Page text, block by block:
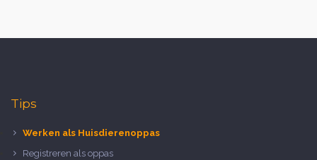
Tips
Werken als Huisdierenoppas
Registreren als oppas